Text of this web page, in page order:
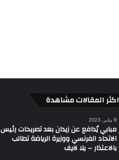
اكثر المقالات مشاهدة
9 يناير، 2023
مبابي يُدافع عن زيدان بعد تصريحات رئيس
الاتحاد الفرنسي ووزيرة الرياضة تطالب
بالاعتذار – يلا لايف